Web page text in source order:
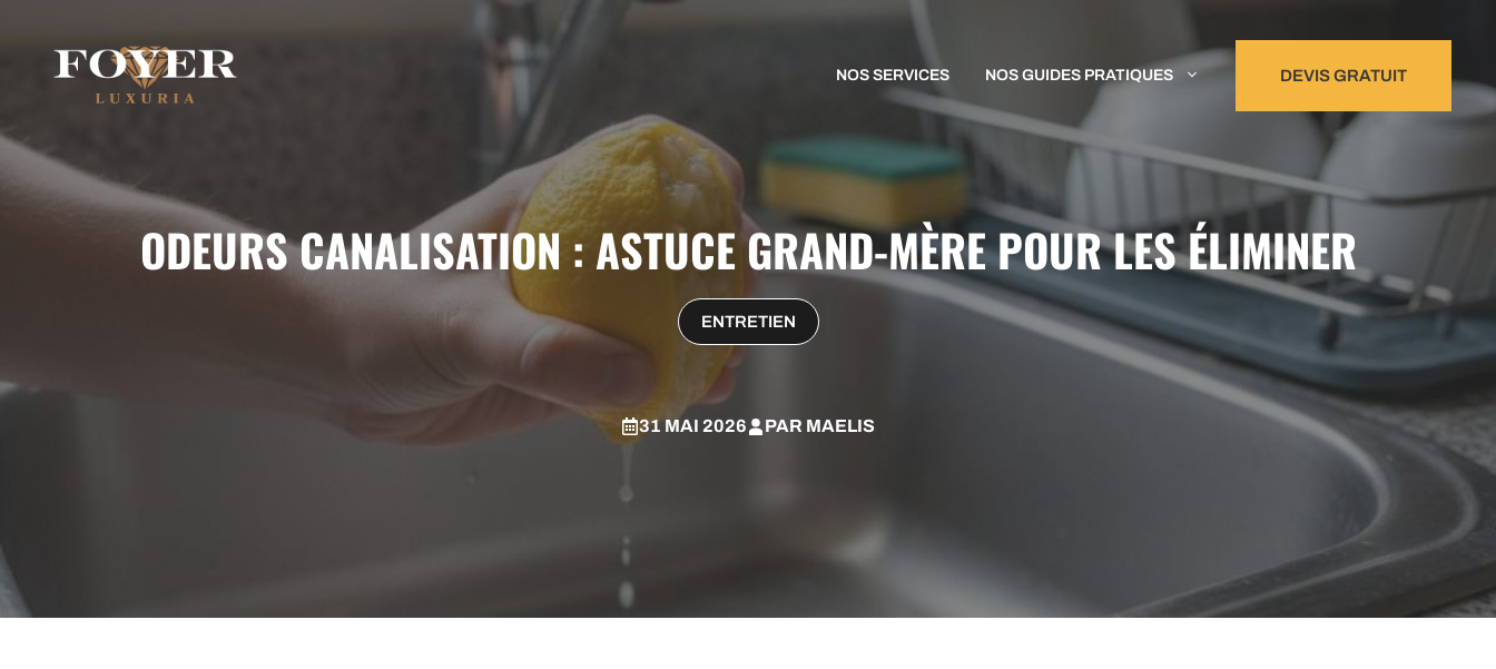
contenu
NOS SERVICES NOS GUIDES PRATIQUES DEVIS GRATUIT
ODEURS CANALISATION : ASTUCE GRAND-MÈRE POUR LES ÉLIMINER
ENTRETIEN
31 MAI 2026 PAR MAELIS